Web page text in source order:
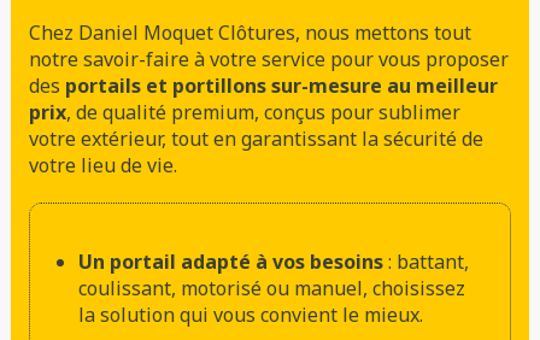
Chez Daniel Moquet Clôtures, nous mettons tout
notre savoir-faire à votre service pour vous proposer
des portails et portillons sur-mesure au meilleur
prix, de qualité premium, conçus pour sublimer
votre extérieur, tout en garantissant la sécurité de
votre lieu de vie.
Un portail adapté à vos besoins: battant,
coulissant, motorisé ou manuel, choisissez
la solution qui vous convient le mieux.